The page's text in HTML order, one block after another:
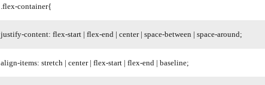
.flex-container{
justify-content: flex-start | flex-end | center | space-between | space-around;
align-items: stretch | center | flex-start | flex-end | baseline;